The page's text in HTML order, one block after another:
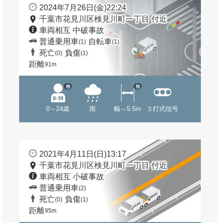
2024年7月26日(金)22:24
千葉市花見川区検見川町一丁目 付近
車両相互 中破事故
普通乗用車(1) 自転車(1)
死亡(0) 負傷(1)
距離91m
0～24歳
他
雨 幅～5.5m
他
３灯式信号
2021年4月11日(日)13:17
千葉市花見川区検見川町一丁目 付近
車両相互 小破事故
普通乗用車(2)
死亡(0) 負傷(1)
距離95m